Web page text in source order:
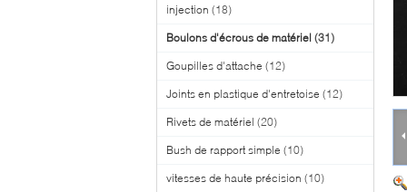
injection (18)
Boulons d'écrous de matériel (31)
Goupilles d'attache (12)
Joints en plastique d'entretoise (12)
Rivets de matériel (20)
Bush de rapport simple (10)
vitesses de haute précision (10)